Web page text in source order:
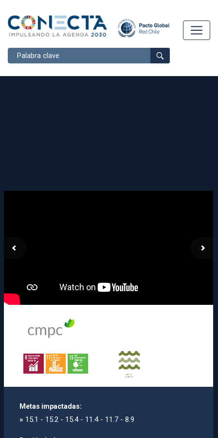
Buscar
Metas impactadas:
» 15.1 - 15.2 - 15.4 - 11.4 - 11.7 - 8.9